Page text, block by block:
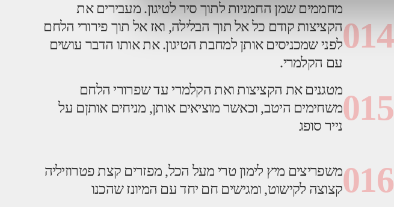
014
מחממים שמן החמניות לתוך סיר לטיגון. מעבירים את
הקציצות קודם כל אל תוך הבלילה, ואז אל תוך פירורי הלחם
לפני שמכניסים אותן למחבת הטיגון. את אותו הדבר עושים
עם הקלמרי.
015מטגנים את הקציצות ואת הקלמרי עד שפרורי הלחם
משחימים היטב, וכאשר מוציאים אותן, מניחים אותןם על
נייר סופג
016משפריצים מיץ לימון טרי מעל הכל, מפזרים קצת פטרוזיליה
קצוצה לקישוט, ומגישים חם יחד עם המיונז שהכנו